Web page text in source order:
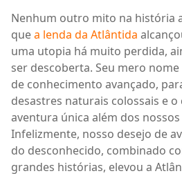
Nenhum outro mito na história
quea lenda da Atlântida
uma utopia há muito perdida,
ser descoberta. Seu mero
de conhecimento avançado,
desastres naturais colossais e
aventura única além dos
Infelizmente, nosso desejo de
do desconhecido, combinado
grandes histórias, elevou a